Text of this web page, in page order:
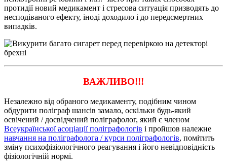
протидії новий медикамент і стресова ситуація призводять до
несподіваного ефекту, іноді доходило і до передсмертних
випадків.
ВАЖЛИВО!!!
Незалежно від обраного медикаменту, подібним чином
обдурити поліграф шансів замало, оскільки будь-який
освічений / досвідчений поліграфолог, який є членом
Всеукраїнської асоціації поліграфологів і пройшов належне
навчання на поліграфолога / курси поліграфологів, помітить
зміну психофізіологічного реагування і його невідповідність
фізіологічній нормі.